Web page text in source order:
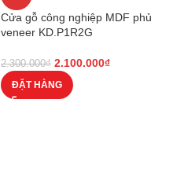
Cửa gỗ công nghiệp MDF phủ
veneer KD.P1R2G
2.300.000₫ 2.100.000₫
ĐẶT HÀNG